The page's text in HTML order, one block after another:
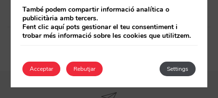
– Semana 16
– Semana 17
També podem compartir informació analítica o
publicitària amb tercers.
Fent clic aquí pots gestionar el teu consentiment i
trobar més informació sobre les cookies que utilitzem.
Acceptar Settings
Rebutjar